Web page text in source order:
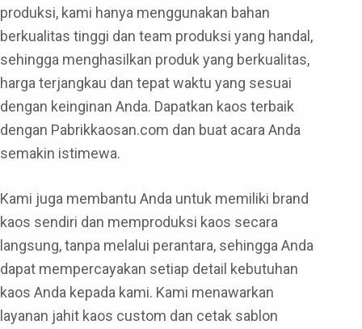
produksi, kami hanya menggunakan bahan
berkualitas tinggi dan team produksi yang handal,
sehingga menghasilkan produk yang berkualitas,
harga terjangkau dan tepat waktu yang sesuai
dengan keinginan Anda. Dapatkan kaos terbaik
dengan Pabrikkaosan.com dan buat acara Anda
semakin istimewa.
Kami juga membantu Anda untuk memiliki brand
kaos sendiri dan memproduksi kaos secara
langsung, tanpa melalui perantara, sehingga Anda
dapat mempercayakan setiap detail kebutuhan
kaos Anda kepada kami. Kami menawarkan
layanan jahit kaos custom dan cetak sablon